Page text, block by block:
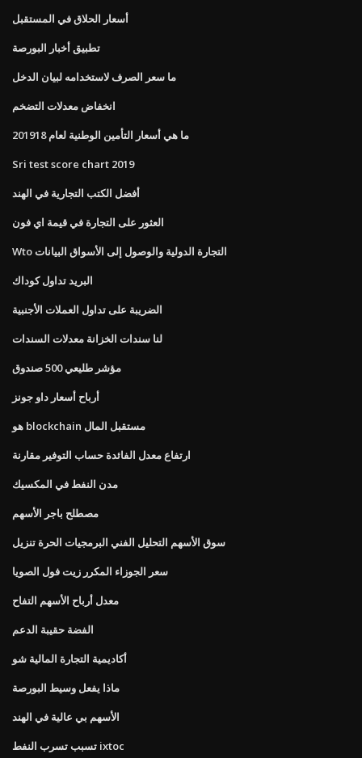
أسعار الحلاق في المستقبل
تطبيق أخبار البورصة
ما سعر الصرف لاستخدامه لبيان الدخل
انخفاض معدلات التضخم
ما هي أسعار التأمين الوطنية لعام 201918
Sri test score chart 2019
أفضل الكتب التجارية في الهند
العثور على التجارة في قيمة اي فون
Wto التجارة الدولية والوصول إلى الأسواق البيانات
البريد تداول كوداك
الضريبة على تداول العملات الأجنبية
لنا سندات الخزانة معدلات السندات
مؤشر طليعي 500 صندوق
أرباح أسعار داو جونز
هو blockchain مستقبل المال
ارتفاع معدل الفائدة حساب التوفير مقارنة
مدن النفط في المكسيك
مصطلح باجر الأسهم
سوق الأسهم التحليل الفني البرمجيات الحرة تنزيل
سعر الجوزاء المكرر زيت فول الصويا
معدل أرباح الأسهم التفاح
الفضة حقيبة الدعم
أكاديمية التجارة المالية شو
ماذا يفعل وسيط البورصة
الأسهم بي عالية في الهند
تسبب تسرب النفط ixtoc